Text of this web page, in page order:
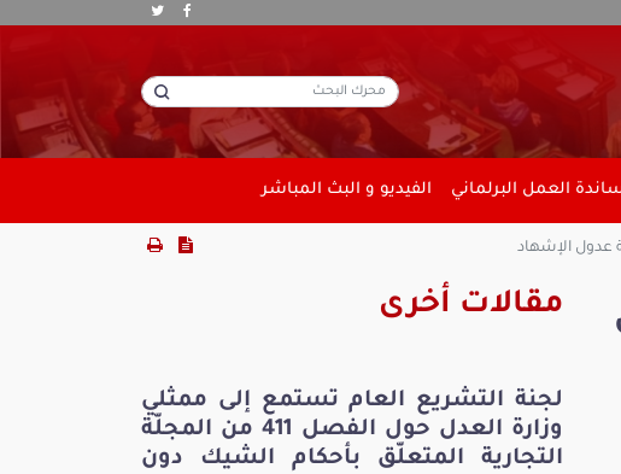
العمل البرلماني الفيديو و البث المباشر
عدول الإشهاد
مقالات أخرى
لجنة التشريع العام تستمع إلى ممثلي
وزارة العدل حول الفصل 411 من المجلّة
التجارية المتعلّق بأحكام الشيك دون